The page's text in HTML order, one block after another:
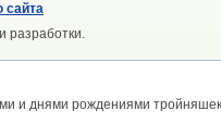
сайта
разработки.
и днями рождениями